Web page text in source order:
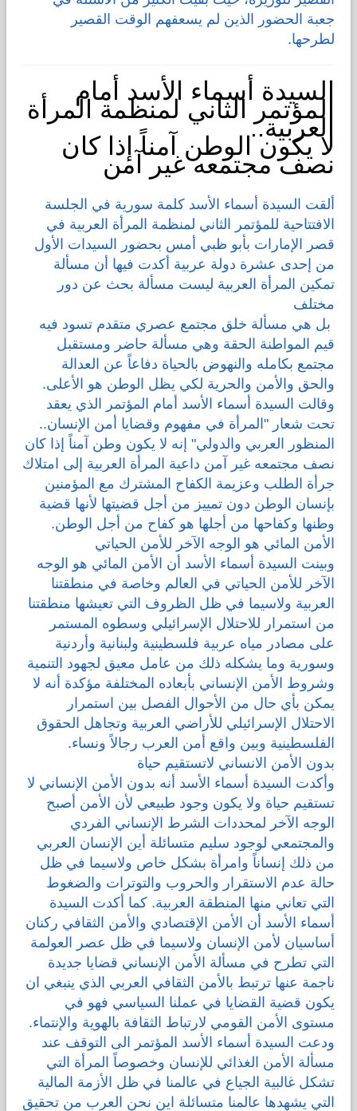
جعبة الحضور الذين لم يسعفهم الوقت القصير
لطرحها.
السيدة أسماء الأسد أمام
المؤتمر الثاني لمنظمة المرأة
العربية..
لا يكون الوطن آمناً إذا كان
نصف مجتمعه غير آمن
ألقت السيدة أسماء الأسد كلمة سورية في الجلسة
الافتتاحية للمؤتمر الثاني لمنظمة المرأة العربية في
قصر الإمارات بأبو ظبي أمس بحضور السيدات الأول
من إحدى عشرة دولة عربية أكدت فيها أن مسألة
تمكين المرأة العربية ليست مسألة بحث عن دور
مختلف
بل هي مسألة خلق مجتمع عصري متقدم تسود فيه
قيم المواطنة الحقة وهي مسألة حاضر ومستقبل
مجتمع بكامله والنهوض بالحياة دفاعاً عن العدالة
والحق والأمن والحرية لكي يظل الوطن هو الأعلى.
وقالت السيدة أسماء الأسد أمام المؤتمر الذي يعقد
تحت شعار "المرأة في مفهوم وقضايا أمن الإنسان..
المنظور العربي والدولي" إنه لا يكون وطن آمناً إذا كان
نصف مجتمعه غير آمن داعية المرأة العربية إلى امتلاك
جرأة الطلب وعزيمة الكفاح المشترك مع المؤمنين
بإنسان الوطن دون تمييز من أجل قضيتها لأنها قضية
وطنها وكفاحها من أجلها هو كفاح من أجل الوطن.
الأمن المائي هو الوجه الآخر للأمن الحياتي
وبينت السيدة أسماء الأسد أن الأمن المائي هو الوجه
الآخر للأمن الحياتي في العالم وخاصة في منطقتنا
العربية ولاسيما في ظل الظروف التي تعيشها منطقتنا
من استمرار للاحتلال الإسرائيلي وسطوه المستمر
على مصادر مياه عربية فلسطينية ولبنانية وأردنية
وسورية وما يشكله ذلك من عامل معيق لجهود التنمية
وشروط الأمن الإنساني بأبعاده المختلفة مؤكدة أنه لا
يمكن بأي حال من الأحوال الفصل بين استمرار
الاحتلال الإسرائيلي للأراضي العربية وتجاهل الحقوق
الفلسطينية وبين واقع أمن العرب رجالاً ونساء.
بدون الأمن الانساني لاتستقيم حياة
وأكدت السيدة أسماء الأسد أنه بدون الأمن الإنساني لا
تستقيم حياة ولا يكون وجود طبيعي لأن الأمن أصبح
الوجه الآخر لمحددات الشرط الإنساني الفردي
والمجتمعي لوجود سليم متسائلة أين الإنسان العربي
من ذلك إنساناً وامرأة بشكل خاص ولاسيما في ظل
حالة عدم الاستقرار والحروب والتوترات والضغوط
التي تعاني منها المنطقة العربية. كما أكدت السيدة
أسماء الأسد أن الأمن الإقتصادي والأمن الثقافي ركنان
أساسيان لأمن الإنسان ولاسيما في ظل عصر العولمة
التي تطرح في مسألة الأمن الإنساني قضايا جديدة
ناجمة عنها ترتبط بالأمن الثقافي العربي الذي ينبغي ان
يكون قضية القضايا في عملنا السياسي فهو في
مستوى الأمن القومي لارتباط الثقافة بالهوية والإنتماء.
ودعت السيدة أسماء الأسد المؤتمر الى التوقف عند
مسألة الأمن الغذائي للإنسان وخصوصاً المرأة التي
تشكل غالبية الجياع في عالمنا في ظل الأزمة المالية
التي يشهدها عالمنا متسائلة اين نحن العرب من تحقيق